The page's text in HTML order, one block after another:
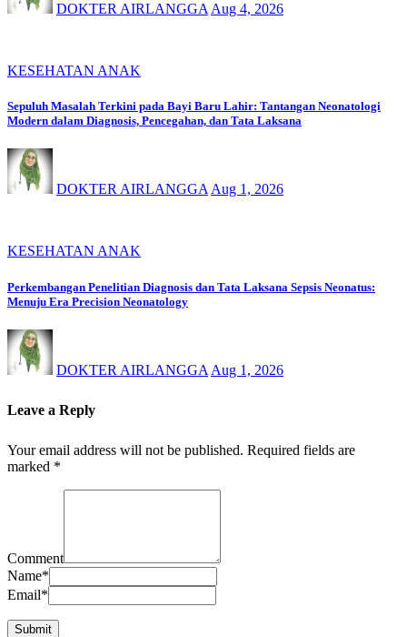
DOKTER AIRLANGGA Aug 4, 2026
KESEHATAN ANAK
Sepuluh Masalah Terkini pada Bayi Baru Lahir: Tantangan Neonatologi
Modern dalam Diagnosis, Pencegahan, dan Tata Laksana
DOKTER AIRLANGGAAug 1, 2026
KESEHATAN ANAK
Perkembangan Penelitian Diagnosis dan Tata Laksana Sepsis Neonatus:
Menuju Era Precision Neonatology
DOKTER AIRLANGGA Aug 1, 2026
Leave a Reply
Your email address will not be published. Required fields are
marked *
Comment
Name*
Email*